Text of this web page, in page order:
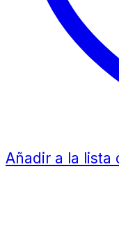
Añadir a la lista